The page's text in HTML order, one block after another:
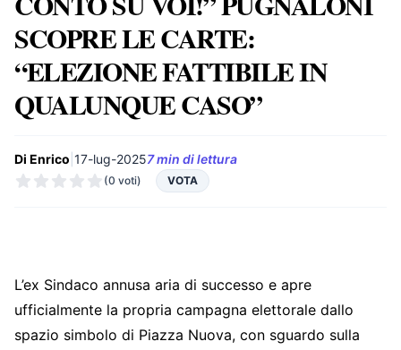
SCOPRE LE CARTE:
“ELEZIONE FATTIBILE IN
QUALUNQUE CASO”
Di Enrico 17-lug-20257 min di lettura
(0 voti) VOTA
L’ex Sindaco annusa aria di successo e apre
ufficialmente la propria campagna elettorale dallo
spazio simbolo di Piazza Nuova, con sguardo sulla